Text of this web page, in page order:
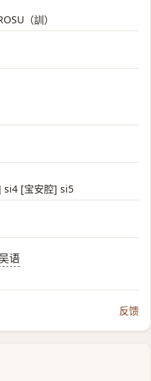
（訓）
si4 [宝安腔] si5
语
反馈